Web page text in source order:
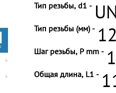
Тип резьбы, d1 -
Тип резьбы (мм) -
Шаг резьбы, P mm -
Общая длина, L1 -